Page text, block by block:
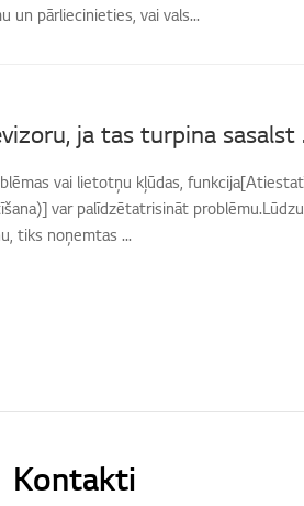
un pārliecinieties, vai vals...
Kā
vai lietotņu kļūdas,
var palīdzētatrisināt
tiks noņemtas ...
Kontakti